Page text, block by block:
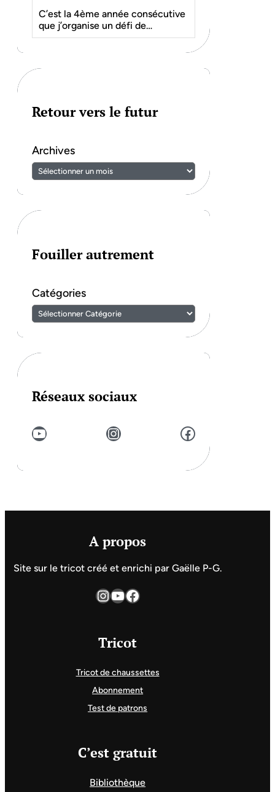
C’est la 4ème année consécutive
que j’organise un défi de…
Retour vers le futur
Archives
Fouiller autrement
Catégories
Réseaux sociaux
YouTube Instagram Facebook
A propos
Site sur le tricot créé et enrichi par Gaëlle P-G.
InstagramYouTube Facebook
Tricot
Tricot de chaussettes
Abonnement
Test de patrons
C’est gratuit
Bibliothèque